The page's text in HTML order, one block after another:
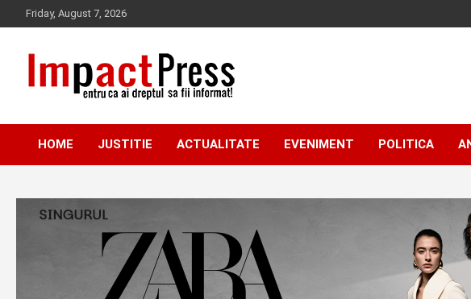
to
Friday, August 7, 2026
IMPACTPRESS
HOME JUSTITIE ACTUALITATE EVENIMENT POLITICA